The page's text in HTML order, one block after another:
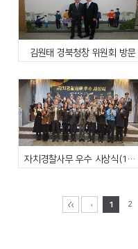
김원태 경북청창 위원회 방문
자치경찰사무 우수 시상식(12.17.)
1 2